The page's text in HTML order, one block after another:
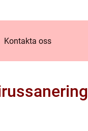
Kontakta oss